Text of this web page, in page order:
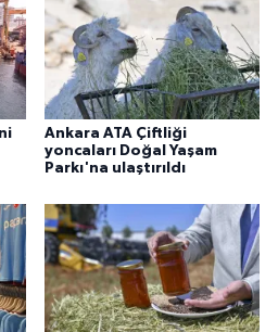
Ankara ATA Çiftliği
yoncaları Doğal Yaşam
Parkı'na ulaştırıldı